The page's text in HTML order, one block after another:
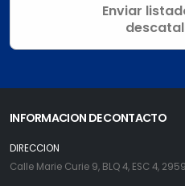
Enviar
INFORMACION DE CONTACTO
DIRECCION
Calle Marie Curie 9, BLQ 4, ESC 4,